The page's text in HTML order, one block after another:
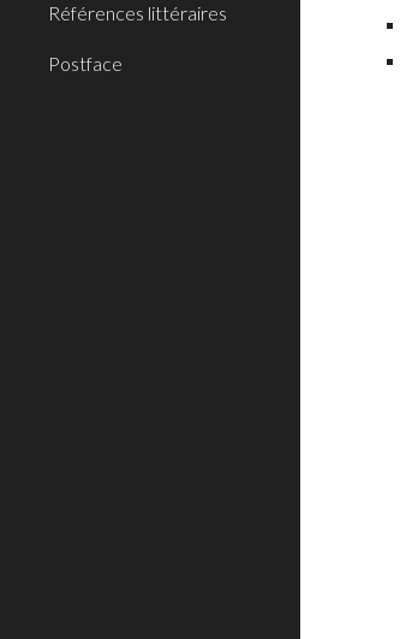
Références littéraires
Postface